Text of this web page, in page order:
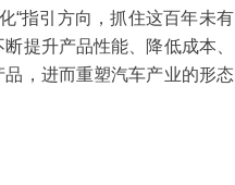
“指引方向，抓住这百年未有
提升产品性能、降低成本、
，进而重塑汽车产业的形态